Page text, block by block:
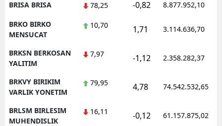
BRISA BRISA 78,25 -0,82 8.877.952,10
BRKO BIRKO
MENSUCAT
10,70 1,71 3.114.636,70
BRKSN BERKOSAN
YALITIM
7,97 -1,12 2.358.282,37
BRKVY BIRIKIM
VARLIK YONETIM
79,95 4,78 74.542.532,65
BRLSM BIRLESIM
MUHENDISLIK
16,11 -0,12 61.157.875,02